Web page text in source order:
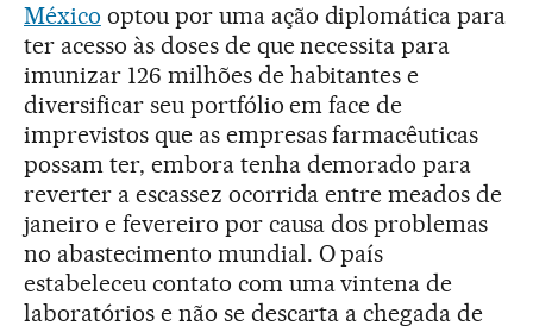
México optou por uma ação diplomática para
ter acesso às doses de que necessita para
imunizar 126 milhões de habitantes e
diversificar seu portfólio em face de
imprevistos que as empresas farmacêuticas
possam ter, embora tenha demorado para
reverter a escassez ocorrida entre meados de
janeiro e fevereiro por causa dos problemas
no abastecimento mundial. O país
estabeleceu contato com uma vintena de
laboratórios e não se descarta a chegada de